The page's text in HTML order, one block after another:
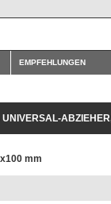
EMPFEHLUNGEN
mm